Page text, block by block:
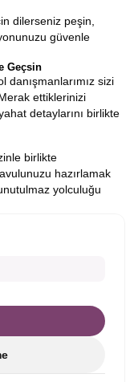
dilerseniz peşin,
güvenle
Geçsin
danışmanlarımız sizi
ettiklerinizi
detaylarını birlikte
birlikte
hazırlamak
yolculuğu